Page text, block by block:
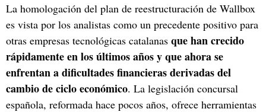
La homologación del plan de reestructuración de Wallbox
es vista por los analistas como un precedente positivo para
otras empresas tecnológicas catalanas que han crecido
rápidamente en los últimos años y que ahora se
enfrentan a dificultades financieras derivadas del
cambio de ciclo económico. La legislación concursal
española, reformada hace pocos años, ofrece herramientas